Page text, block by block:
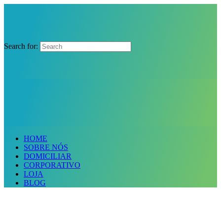
Search for:
HOME
SOBRE NÓS
DOMICILIAR
CORPORATIVO
LOJA
BLOG